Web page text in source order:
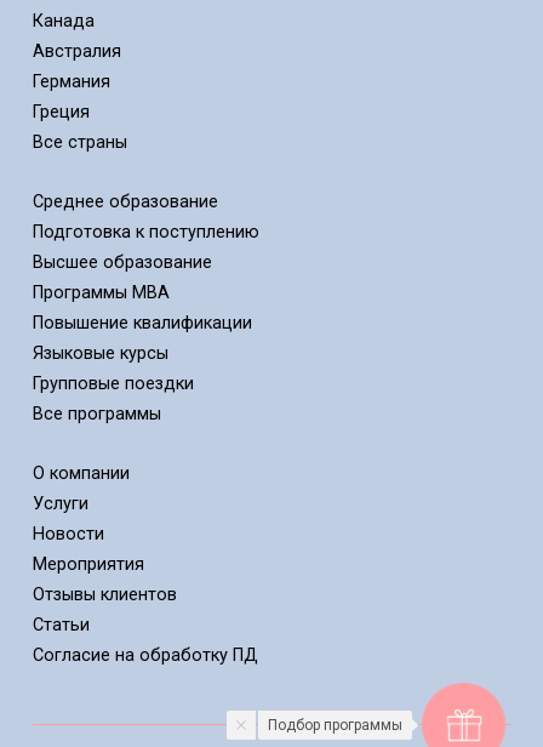
Канада
Австралия
Германия
Греция
Все страны
Среднее образование
Подготовка к поступлению
Высшее образование
Программы MBA
Повышение квалификации
Языковые курсы
Групповые поездки
Все программы
О компании
Услуги
Новости
Мероприятия
Отзывы клиентов
Статьи
Cогласие на обработку ПД
Подбор программы